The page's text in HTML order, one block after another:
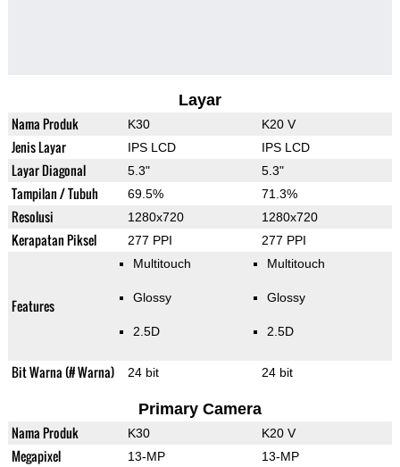
Layar
Nama Produk K30 K20 V
Jenis Layar IPS LCD IPS LCD
Layar Diagonal 5.3" 5.3"
Tampilan / Tubuh 69.5% 71.3%
Resolusi 1280x720 1280x720
Kerapatan Piksel 277 PPI 277 PPI
Features
Multitouch
Glossy
2.5D
Multitouch
Glossy
2.5D
Bit Warna (# Warna) 24 bit 24 bit
Primary Camera
Nama Produk K30 K20 V
Megapixel 13-MP 13-MP